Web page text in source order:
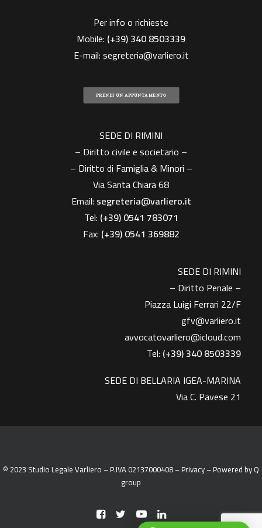
Per info o richieste
Mobile: (+39)340 8503339
E-mail:segreteria@varliero.it
PRENDI UN APPUNTAMENTO
SEDE DI RIMINI
– Diritto civile e societario –
– Diritto di Famiglia & Minori –
Via Santa Chiara 68
Email: segreteria@varliero.it
Tel: (+39) 0541 783071
Fax: (+39)0541 369882
SEDE DI RIMINI
– Diritto Penale –
Piazza Luigi Ferrari 22/F
gfv@varliero.it
avvocatovarliero@icloud.com
Tel: (+39) 340 8503339
SEDE DI BELLARIA IGEA-MARINA
Via C. Pavese 21
© 2023 Studio Legale Varliero – P.IVA 02137000408 –Privacy– Powered byQ
group